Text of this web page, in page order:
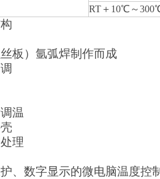
RT＋10℃～
板）氩弧焊制作而成
温
理
、数字显示的微电脑温度控